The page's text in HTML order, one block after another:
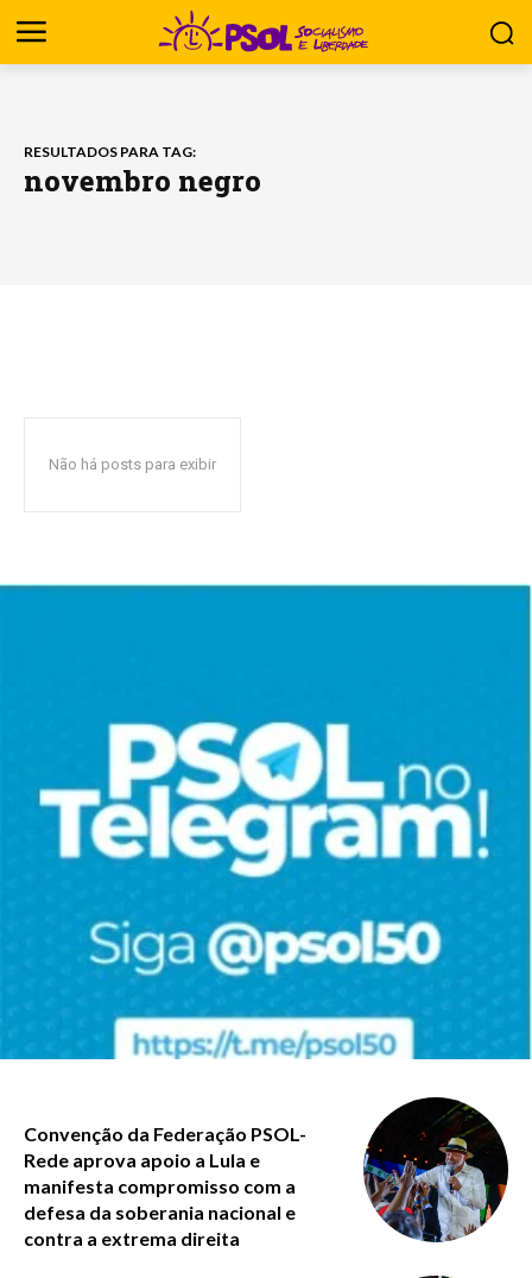
RESULTADOS PARA TAG:
novembro negro
Não há posts para exibir
Convenção da Federação PSOL-
Rede aprova apoio a Lula e
manifesta compromisso com a
defesa da soberania nacional e
contra a extrema direita